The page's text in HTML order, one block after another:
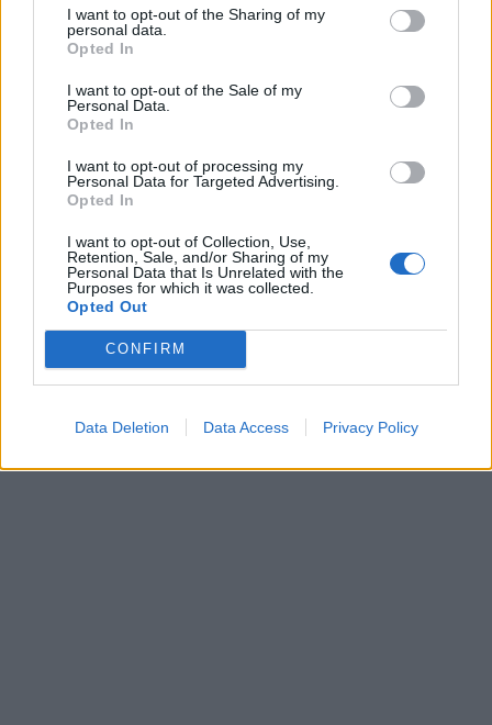
I want to opt-out of the Sharing of my
personal data.
Opted In
I want to opt-out of the Sale of my
Personal Data.
Opted In
I want to opt-out of processing my
Personal Data for Targeted Advertising.
Opted In
I want to opt-out of Collection, Use,
Retention, Sale, and/or Sharing of my
Personal Data that Is Unrelated with the
Purposes for which it was collected.
Opted Out
CONFIRM
Data Deletion Data Access Privacy Policy
ΚΟΣΜΟΣ